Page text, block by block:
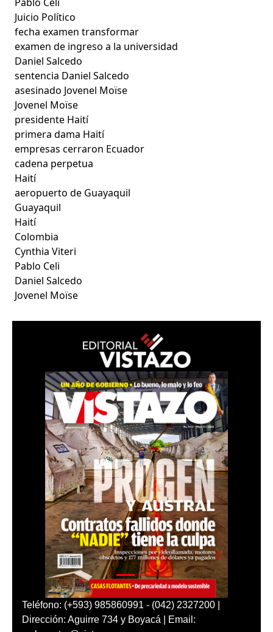
Juicio Político
fecha examen transformar
examen de ingreso a la universidad
Daniel Salcedo
sentencia Daniel Salcedo
asesinado Jovenel Moïse
Jovenel Moïse
presidente Haití
primera dama Haití
empresas cerraron Ecuador
cadena perpetua
Haití
aeropuerto de Guayaquil
Guayaquil
Haití
Colombia
Cynthia Viteri
Pablo Celi
Daniel Salcedo
Jovenel Moïse
Teléfono: (+593) 985860991 - (042) 2327200 |
Dirección: Aguirre 734 y Boyacá | Email: